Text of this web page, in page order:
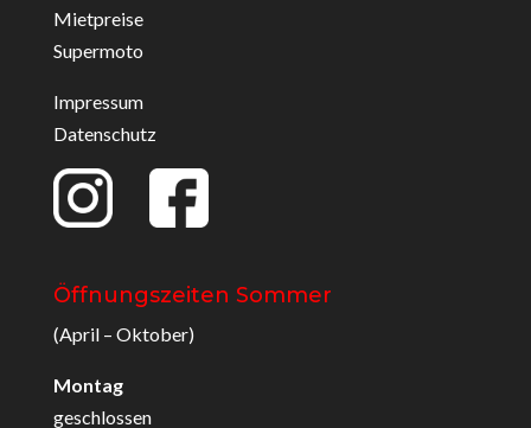
Mietpreise
Supermoto
Impressum
Datenschutz
Öffnungszeiten Sommer
(April – Oktober)
Montag
geschlossen